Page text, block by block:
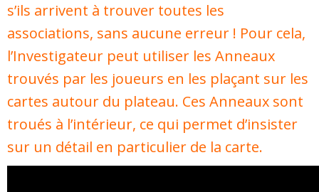
s’ils arrivent à trouver toutes les
associations, sans aucune erreur ! Pour cela,
l’Investigateur peut utiliser les Anneaux
trouvés par les joueurs en les plaçant sur les
cartes autour du plateau. Ces Anneaux sont
troués à l’intérieur, ce qui permet d’insister
sur un détail en particulier de la carte.